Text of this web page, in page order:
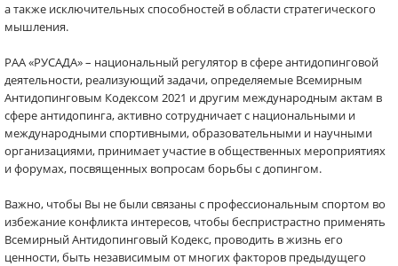
а также исключительных способностей в области стратегического
мышления.
РАА «РУСАДА» – национальный регулятор в сфере антидопинговой
деятельности, реализующий задачи, определяемые Всемирным
Антидопинговым Кодексом 2021 и другим международным актам в
сфере антидопинга, активно сотрудничает с национальными и
международными спортивными, образовательными и научными
организациями, принимает участие в общественных мероприятиях
и форумах, посвященных вопросам борьбы с допингом.
Важно, чтобы Вы не были связаны с профессиональным спортом во
избежание конфликта интересов, чтобы беспристрастно применять
Всемирный Антидопинговый Кодекс, проводить в жизнь его
ценности, быть независимым от многих факторов предыдущего